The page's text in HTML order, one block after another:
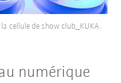
cellule de show club_KUKA.
numérique